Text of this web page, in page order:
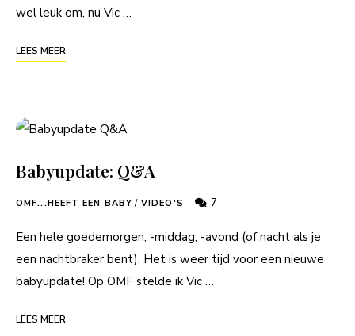
wel leuk om, nu Vic …
LEES MEER
Babyupdate: Q&A
OMF...HEEFT EEN BABY / VIDEO'S 7
Een hele goedemorgen, -middag, -avond (of nacht als je
een nachtbraker bent). Het is weer tijd voor een nieuwe
babyupdate! Op OMF stelde ik Vic …
LEES MEER